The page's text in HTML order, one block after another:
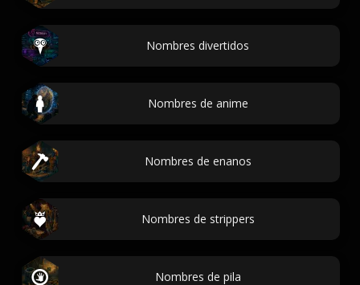
Nombres divertidos
Nombres de anime
Nombres de enanos
Nombres de strippers
Nombres de pila